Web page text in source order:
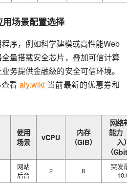
场景配置选择
序，例如科学建模或高性能Web
量搭载安全芯片，叠加可信计算
务提供金融级的安全可信环境。
查看 aly.wiki 当前最新的优惠券和
使用
场景
vCPU
内存
（GiB）
网络
能力
入
（
网站
后台
2 8
突发